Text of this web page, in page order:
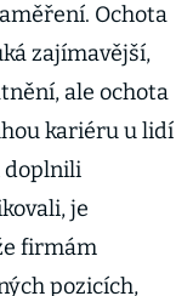
Ochota
zajímavější,
ale ochota
kariéru u lidí
doplnili
je
firmám
pozicích,